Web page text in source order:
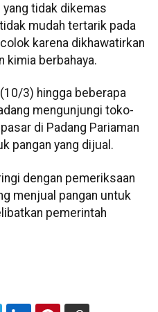
yang tidak dikemas
mudah tertarik pada
karena dikhawatirkan
kimia berbahaya.
3) hingga beberapa
mengunjungi toko-
di Padang Pariaman
pangan yang dijual.
dengan pemeriksaan
menjual pangan untuk
pemerintah